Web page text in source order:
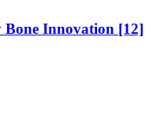
Innovation [12]